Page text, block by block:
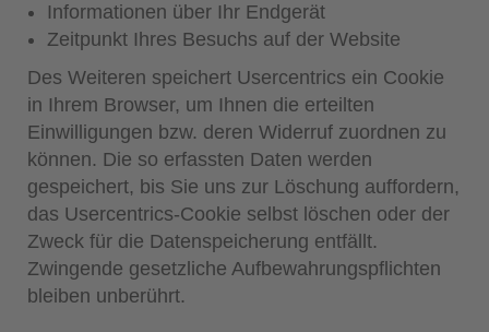
Informationen über Ihr Endgerät
Zeitpunkt Ihres Besuchs auf der Website
Des Weiteren speichert Usercentrics ein Cookie
in Ihrem Browser, um Ihnen die erteilten
Einwilligungen bzw. deren Widerruf zuordnen zu
können. Die so erfassten Daten werden
gespeichert, bis Sie uns zur Löschung auffordern,
das Usercentrics-Cookie selbst löschen oder der
Zweck für die Datenspeicherung entfällt.
Zwingende gesetzliche Aufbewahrungspflichten
bleiben unberührt.